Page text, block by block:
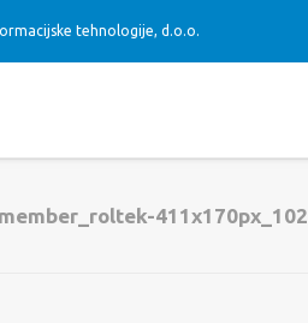
tehnologije, d.o.o.
411x170px_102